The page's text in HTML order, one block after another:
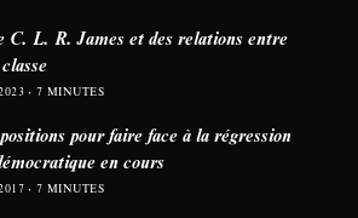
C. L. R. James et des relations entre
7 MINUTES
pour faire face à la régression
en cours
7 MINUTES